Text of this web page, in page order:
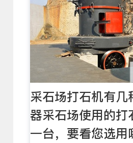
采石场打石机有
器采石场使用的打
一台，要看您选用